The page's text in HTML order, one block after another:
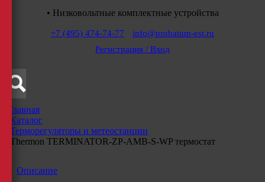
• Низковольтные комплектные устройства
+7 (495) 474-74-77
info@probatum-est.ru
Регистрация / Вход
Главная
Каталог
Терморегуляторы и метеостанции
Thermon TERMINATOR-ZP-AMB-S-WP термостат
Описание